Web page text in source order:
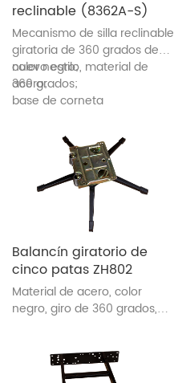
reclinable (8362A-S)
Mecanismo de silla reclinable
giratoria de 360 ​​grados de
nuevo estilo, material de
acero;
color negro;
360 grados;
base de corneta
Balancín giratorio de
cinco patas ZH802
Material de acero, color
negro, giro de 360 ​​grados,